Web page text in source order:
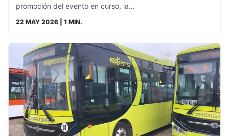
promoción del evento en curso, la…
22 MAY 2026 | 1 MIN.